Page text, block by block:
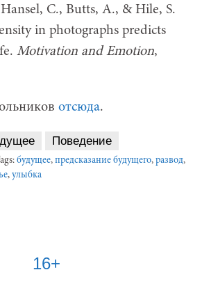
C., Butts, A., & Hile, S.
in photographs predicts
Motivation and Emotion,
отсюда.
Поведение
будущее, предсказание будущего, развод,
, улыбка
16+